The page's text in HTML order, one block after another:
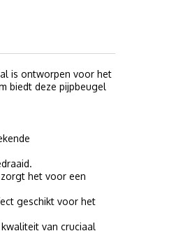
is ontworpen voor het
biedt deze pijpbeugel
het voor een
geschikt voor het
van cruciaal